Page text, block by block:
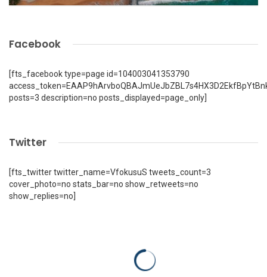
Facebook
[fts_facebook type=page id=104003041353790
posts=3 description=no posts_displayed=page_only]
Twitter
[fts_twitter twitter_name=VfokusuS tweets_count=3
cover_photo=no stats_bar=no show_retweets=no
show_replies=no]